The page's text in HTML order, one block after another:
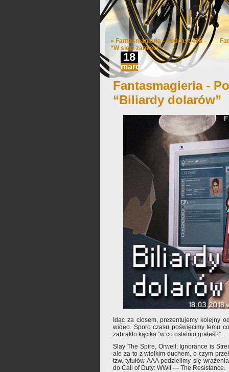
« Fantasmagieria - Podcast 408 -
“W sieci zamieci”
18
marca
Fantasmagieria -
“Biliardy dolarów”
Idąc za ciosem, prezentujemy kolejny
wideo. Sporo czasu poświęcimy temu
zabrakło kącika “w co ostatnio grałeś?”.
Slay The Spire, Orwell: Ignorance is
ale za to z wielkim duchem, o czym
tzw. tytułów AAA podzielimy się
do Call of Duty: WWII — The Resistance.